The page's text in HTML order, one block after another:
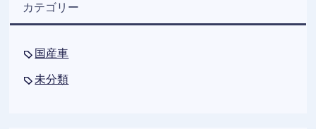
カテゴリー
国産車
未分類